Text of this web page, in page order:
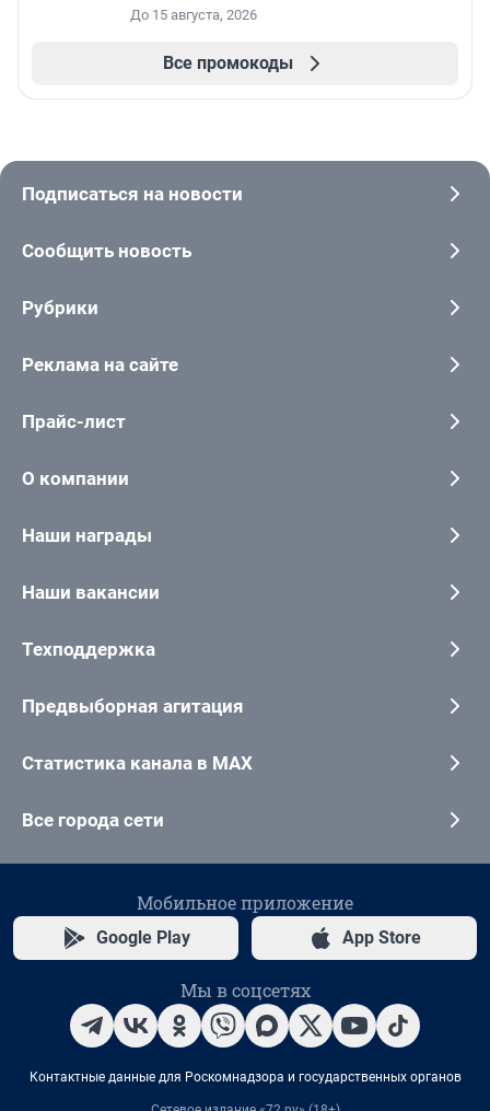
До 15 августа, 2026
Все промокоды
Подписаться на новости
Сообщить новость
Рубрики
Реклама на сайте
Прайс-лист
О компании
Наши награды
Наши вакансии
Техподдержка
Предвыборная агитация
Статистика канала в MAX
Все города сети
Мобильное приложение
Google Play App Store
Мы в соцсетях
Контактные данные для Роскомнадзора и государственных органов